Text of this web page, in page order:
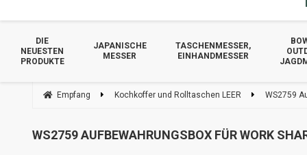
DIE
NEUESTEN
PRODUKTE
JAPANISCHE
MESSER
TASCHENMESSER,
EINHANDMESSER
Empfang Kochkoffer und Rolltaschen LEER WS2759
WS2759 AUFBEWAHRUNGSBOX FÜR WORK